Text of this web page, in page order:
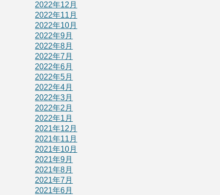
2022年12月
2022年11月
2022年10月
2022年9月
2022年8月
2022年7月
2022年6月
2022年5月
2022年4月
2022年3月
2022年2月
2022年1月
2021年12月
2021年11月
2021年10月
2021年9月
2021年8月
2021年7月
2021年6月